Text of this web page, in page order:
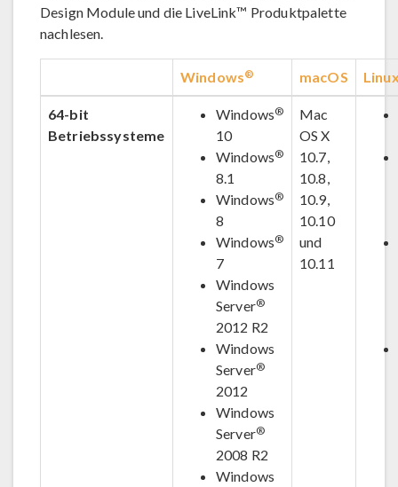
Design Module und die LiveLink™ Produktpalette
nachlesen.
Windows® macOS
64-bit
Betriebssysteme
Windows®
10
Windows®
8.1
Windows®
8
Windows®
7
Windows
Server®
2012 R2
Windows
Server®
2012
Windows
Server®
2008 R2
Windows
Mac
OS X
10.7,
10.8,
10.9,
10.10
und
10.11